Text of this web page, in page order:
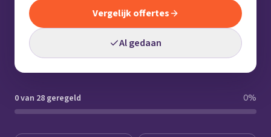
Vergelijk offertes
Al gedaan
0 van 28 geregeld 0%